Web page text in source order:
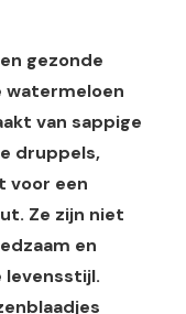
gezonde
van sappige
druppels,
voor een
Ze zijn niet
en
levensstijl.